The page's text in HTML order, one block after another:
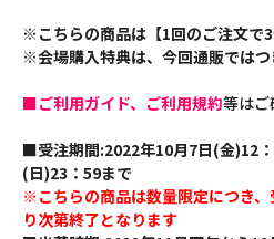
※こちらの商品は【1回のご注文で3
※会場購入特典は、今回通販ではつ
■ご利用ガイド、ご利用規約等はご
■受注期間:2022年10月7日(金)12
(日)23：59まで
※こちらの商品は数量限定につき
り次第終了となります